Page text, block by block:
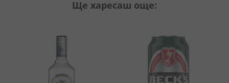
Ще харесаш още: